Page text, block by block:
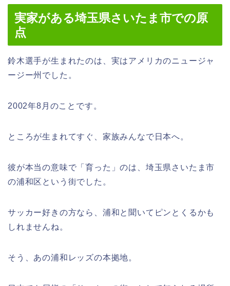
実家がある埼玉県さいたま市での原
点
鈴木選手が生まれたのは、実はアメリカのニュージャ
ージー州でした。
2002年8月のことです。
ところが生まれてすぐ、家族みんなで日本へ。
彼が本当の意味で「育った」のは、埼玉県さいたま市
の浦和区という街でした。
サッカー好きの方なら、浦和と聞いてピンとくるかも
しれませんね。
そう、あの浦和レッズの本拠地。